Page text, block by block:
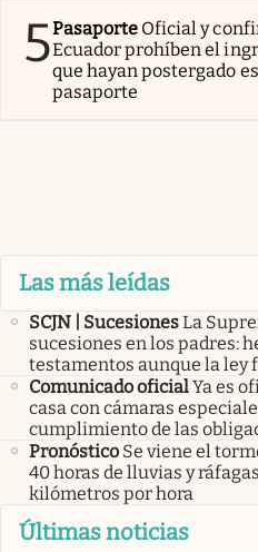
5Pasaporte Oficial y
Ecuador prohíben el
que hayan postergado
pasaporte
Las más leídas
SCJN | SucesionesLa
sucesiones en los padres:
testamentos aunque la ley
Comunicado oficialYa es
casa con cámaras
cumplimiento de las
Pronóstico Se viene el
40 horas de lluvias y
kilómetros por hora
Últimas noticias